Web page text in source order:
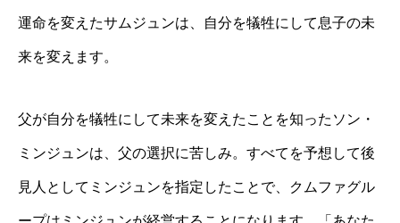
運命を変えたサムジュンは、自分を犠牲にして息子の未
来を変えます。
父が自分を犠牲にして未来を変えたことを知ったソン・
ミンジュンは、父の選択に苦しみ。すべてを予想して後
見人としてミンジュンを指定したことで、クムファグル